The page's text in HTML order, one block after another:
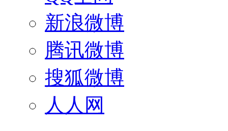
新浪微博
腾讯微博
搜狐微博
人人网